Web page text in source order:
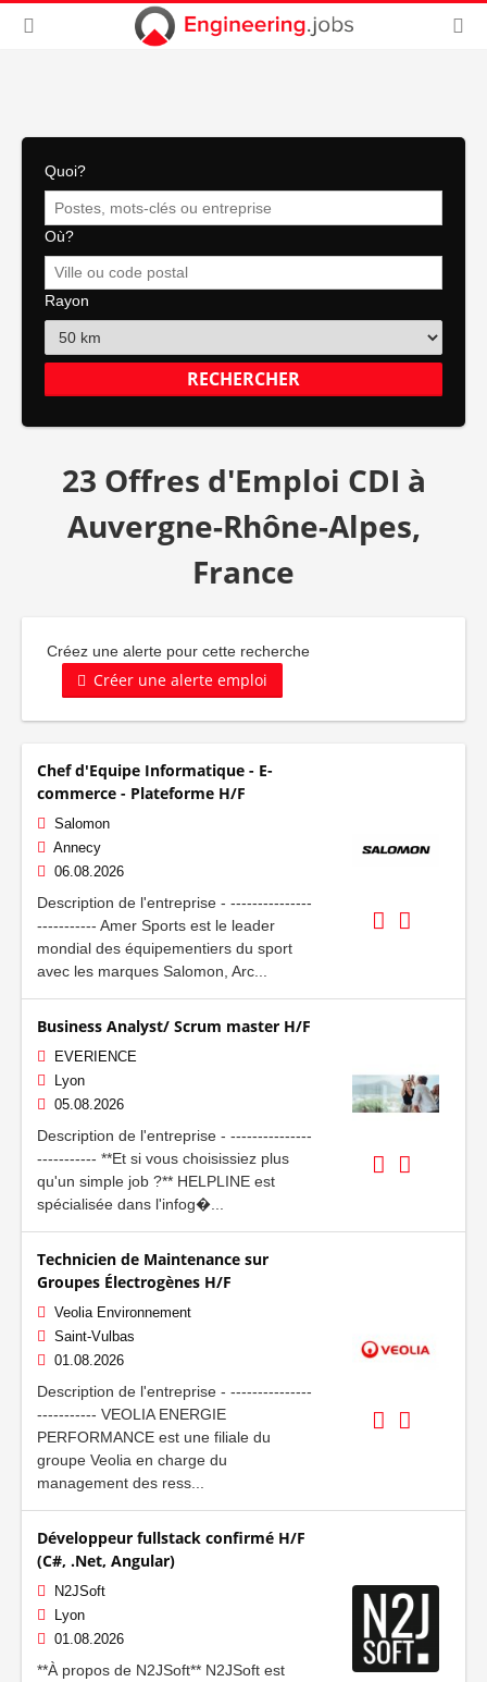
Quoi?
Où?
Rayon
23 Offres d'Emploi CDI à
Auvergne-Rhône-Alpes,
France
Créez une alerte pour cette recherche
Créer une alerte emploi
Chef d'Equipe Informatique - E-
commerce - Plateforme H/F
Salomon
Annecy
06.08.2026
Description de l'entreprise - ---------------
----------- Amer Sports est le leader
mondial des équipementiers du sport
avec les marques Salomon, Arc...
Business Analyst/ Scrum master H/F
EVERIENCE
Lyon
05.08.2026
Description de l'entreprise - ---------------
----------- **Et si vous choisissiez plus
qu'un simple job ?** HELPLINE est
spécialisée dans l'infog�...
Technicien de Maintenance sur
Groupes Électrogènes H/F
Veolia Environnement
Saint-Vulbas
01.08.2026
Description de l'entreprise - ---------------
----------- VEOLIA ENERGIE
PERFORMANCE est une filiale du
groupe Veolia en charge du
management des ress...
Développeur fullstack confirmé H/F
(C#, .Net, Angular)
N2JSoft
Lyon
01.08.2026
**À propos de N2JSoft** N2JSoft est